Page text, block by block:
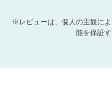
※レビューは、個人の主観に
能を保証